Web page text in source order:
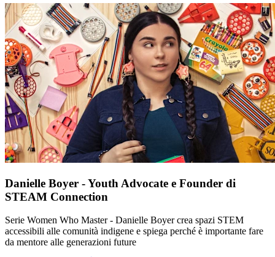
Danielle Boyer - Youth Advocate e Founder di
STEAM Connection
Serie Women Who Master - Danielle Boyer crea spazi STEM
accessibili alle comunità indigene e spiega perché è importante fare
da mentore alle generazioni future